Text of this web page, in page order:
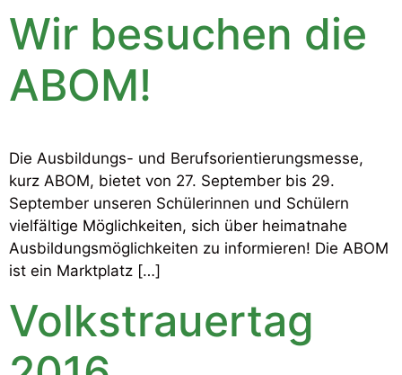
Wir besuchen die
ABOM!
Die Ausbildungs- und Berufsorientierungsmesse,
kurz ABOM, bietet von 27. September bis 29.
September unseren Schülerinnen und Schülern
vielfältige Möglichkeiten, sich über heimatnahe
Ausbildungsmöglichkeiten zu informieren! Die ABOM
ist ein Marktplatz […]
Volkstrauertag